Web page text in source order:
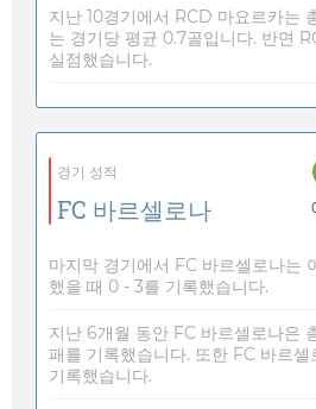
지난 10경기에서 RCD 마요르카는
는 경기당 평균 0.7골입니다. 반면
실점했습니다.
경기 성적
FC 바르셀로나
마지막 경기에서 FC 바르셀로나는
했을 때 0 - 3를 기록했습니다.
지난 6개월 동안 FC 바르셀로나은
패를 기록했습니다. 또한 FC 바르
기록했습니다.